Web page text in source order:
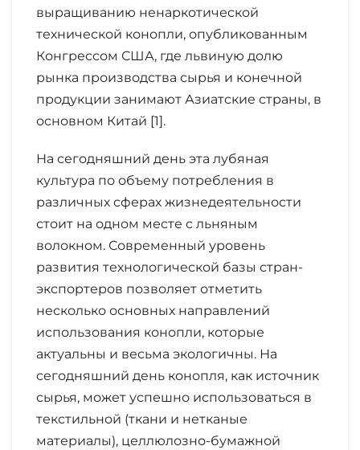
выращиванию ненаркотической
технической конопли, опубликованным
Конгрессом США, где львиную долю
рынка производства сырья и конечной
продукции занимают Азиатские страны, в
основном Китай [1].
На сегодняшний день эта лубяная
культура по объему потребления в
различных сферах жизнедеятельности
стоит на одном месте с льняным
волокном. Современный уровень
развития технологической базы стран-
экспортеров позволяет отметить
несколько основных направлений
использования конопли, которые
актуальны и весьма экологичны. На
сегодняшний день конопля, как источник
сырья, может успешно использоваться в
текстильной (ткани и нетканые
материалы), целлюлозно-бумажной